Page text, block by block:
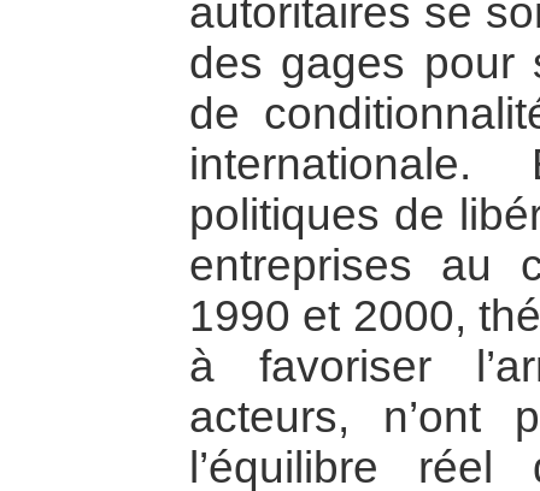
autoritaires se
des gages pour
de
politiques de
entreprises au
1990 et 2000,
à favoriser
acteurs, n’ont
l’équilibre